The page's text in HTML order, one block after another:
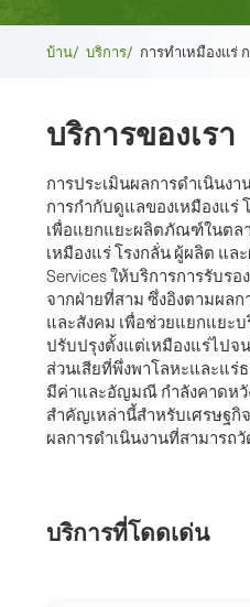
เบ
รด
ค
รัม
บ์
บ้าน/ บริการ/ การทำเหมืองแ
บริการของเรา
การประเมินผลการดำเนินง
การกำกับดูแลของเหมืองแร่
เพื่อแยกแยะผลิตภัณฑ์ในตล
เหมืองแร่ โรงกลั่น ผู้ผลิต แล
Services ให้บริการการรับร
จากฝ่ายที่สาม ซึ่งอิงตามผล
และสังคม เพื่อช่วยแยกแยะ
ปรับปรุงตั้งแต่เหมืองแร่ไปจ
ส่วนเสียที่พึ่งพาโลหะและแร่
มีค่าและอัญมณี กำลังคาดหวั
สำคัญเหล่านี้สำหรับเศรษฐกิ
ผลการดำเนินงานที่สามารถ
บริการที่โดดเด่น